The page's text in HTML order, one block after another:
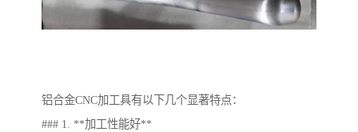
铝合金CNC加工具有以下几个显著特点：
### 1. **加工性能好**